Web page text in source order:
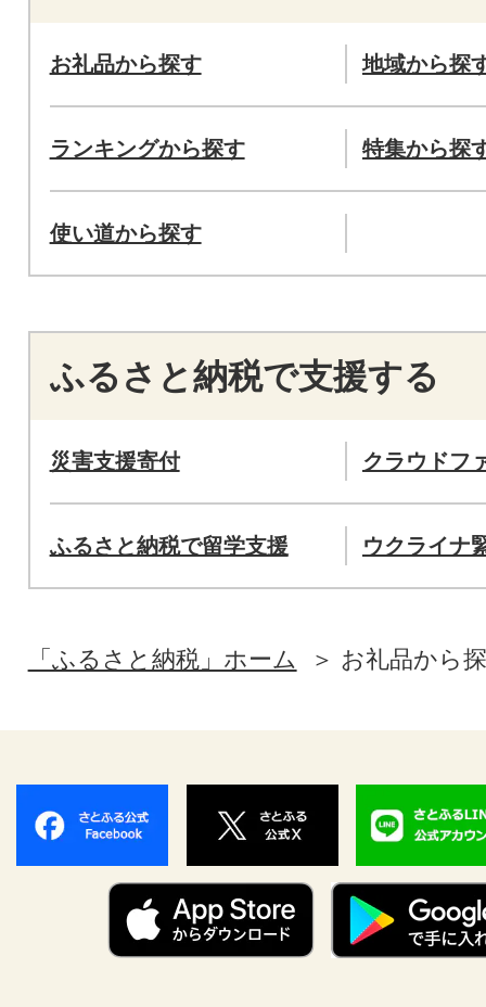
お礼品から探す 地域から探
ランキングから探す 特集から探
使い道から探す
ふるさと納税で支援する
災害支援寄付 クラウドフ
ふるさと納税で留学支援 ウクライナ
「ふるさと納税」ホーム お礼品から